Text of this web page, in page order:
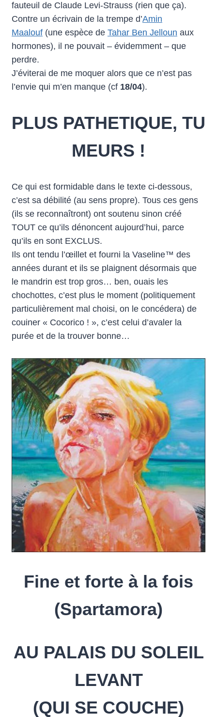
fauteuil de Claude Levi-Strauss (rien que ça).
Contre un écrivain de la trempe d’Amin
Maalouf (une espèce de Tahar Ben Jelloun aux
hormones), il ne pouvait – évidemment – que
perdre.
J’éviterai de me moquer alors que ce n’est pas
l’envie qui m’en manque (cf 18/04).
PLUS PATHETIQUE, TU
MEURS !
Ce qui est formidable dans le texte ci-dessous,
c’est sa débilité (au sens propre). Tous ces gens
(ils se reconnaîtront) ont soutenu sinon créé
TOUT ce qu’ils dénoncent aujourd’hui, parce
qu’ils en sont EXCLUS.
Ils ont tendu l’œillet et fourni la Vaseline™ des
années durant et ils se plaignent désormais que
le mandrin est trop gros… ben, ouais les
chochottes, c’est plus le moment (politiquement
particulièrement mal choisi, on le concédera) de
couiner « Cocorico ! », c’est celui d’avaler la
purée et de la trouver bonne…
Fine et forte à la fois
(Spartamora)
AU PALAIS DU SOLEIL
LEVANT
(QUI SE COUCHE)